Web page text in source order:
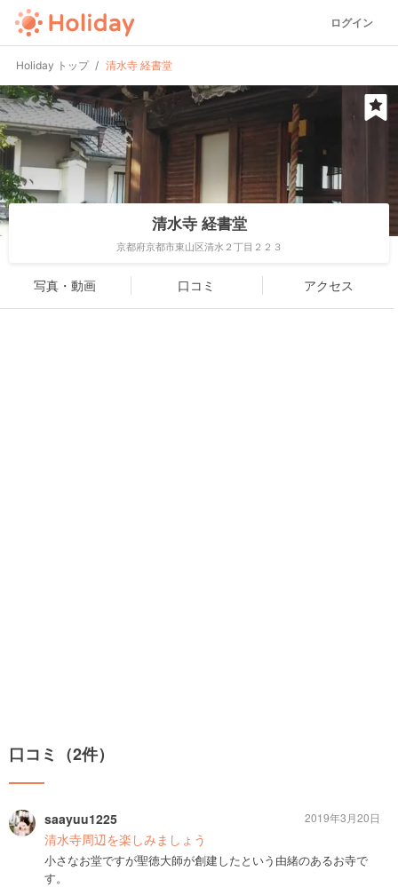
ログイン
Holiday トップ 清水寺 経書堂
清水寺 経書堂
京都府京都市東山区清水２丁目２２３
写真・動画 口コミ アクセス
口コミ（2件）
saayuu1225
清水寺周辺を楽しみましょう
小さなお堂ですが聖徳大師が創建したという由緒のあるお寺で
す。
2019年3月20日